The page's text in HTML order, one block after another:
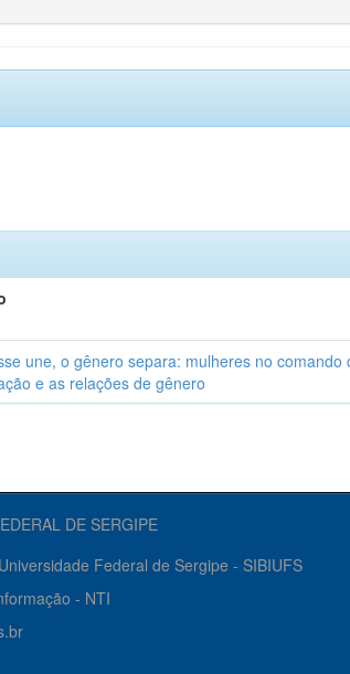
une, o gênero separa: mulheres no comando
e as relações de gênero
DE SERGIPE
Federal de Sergipe - SIBIUFS
- NTI